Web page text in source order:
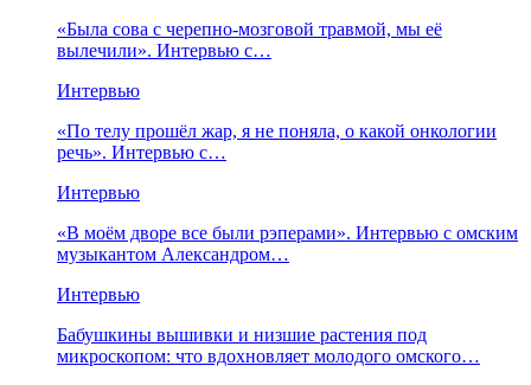
«Была сова с черепно-мозговой травмой, мы её
вылечили». Интервью с…
Интервью
«По телу прошёл жар, я не поняла, о какой онкологии
речь». Интервью с…
Интервью
«В моём дворе все были рэперами». Интервью с омским
музыкантом Александром…
Интервью
Бабушкины вышивки и низшие растения под
микроскопом: что вдохновляет молодого омского…